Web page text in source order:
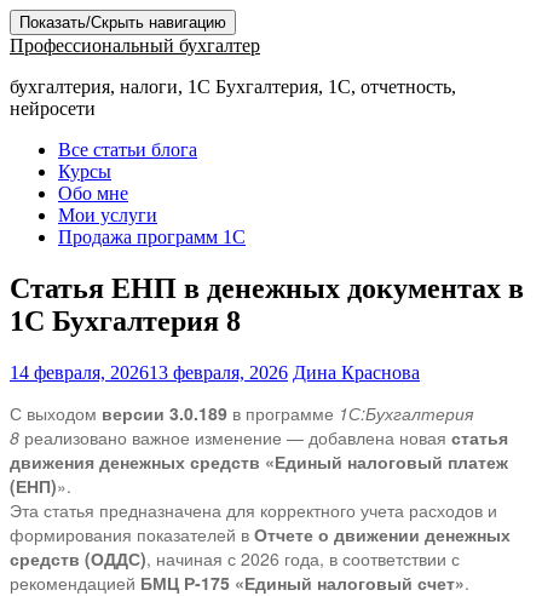
Показать/Скрыть навигацию
Профессиональный бухгалтер
бухгалтерия, налоги, 1С Бухгалтерия, 1С, отчетность,
нейросети
Все статьи блога
Курсы
Обо мне
Мои услуги
Продажа программ 1С
Статья ЕНП в денежных документах в
1С Бухгалтерия 8
14 февраля, 202613 февраля, 2026 Дина Краснова
С выходом версии 3.0.189 в программе 1С:Бухгалтерия
8 реализовано важное изменение — добавлена новая статья
движения денежных средств «Единый налоговый платеж
(ЕНП)».
Эта статья предназначена для корректного учета расходов и
формирования показателей в Отчете о движении денежных
средств (ОДДС), начиная с 2026 года, в соответствии с
рекомендацией БМЦ Р‑175 «Единый налоговый счет».